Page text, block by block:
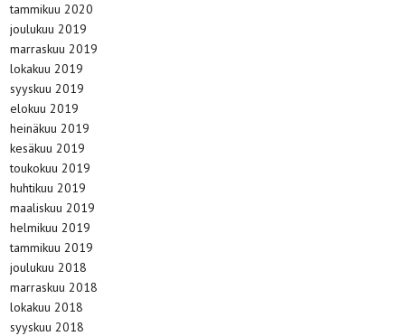
tammikuu 2020
joulukuu 2019
marraskuu 2019
lokakuu 2019
syyskuu 2019
elokuu 2019
heinäkuu 2019
kesäkuu 2019
toukokuu 2019
huhtikuu 2019
maaliskuu 2019
helmikuu 2019
tammikuu 2019
joulukuu 2018
marraskuu 2018
lokakuu 2018
syyskuu 2018